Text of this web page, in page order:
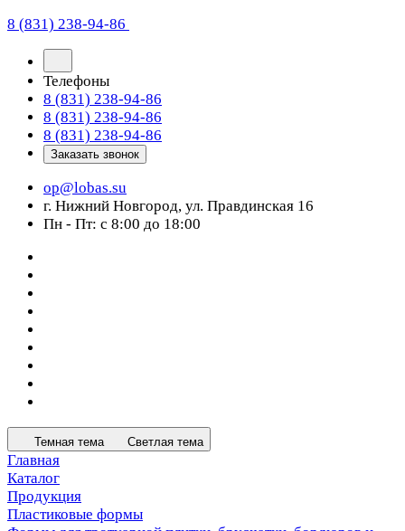
8 (831) 238-94-86
Телефоны
8 (831) 238-94-86
8 (831) 238-94-86
8 (831) 238-94-86
Заказать звонок
op@lobas.su
г. Нижний Новгород, ул. Правдинская 16
Пн - Пт: с 8:00 до 18:00
Темная тема Светлая тема
Главная
Каталог
Продукция
Пластиковые формы